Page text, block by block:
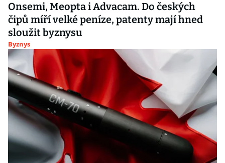
Onsemi, Meopta i Advacam. Do českých
čipů míří velké peníze, patenty mají hned
sloužit byznysu
Byznys